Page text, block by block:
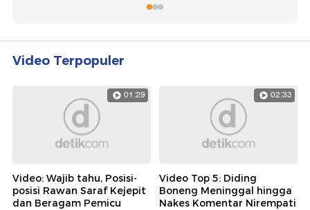
Video Terpopuler
01:29
Video: Wajib tahu, Posisi-
posisi Rawan Saraf Kejepit
dan Beragam Pemicu
02:33
Video Top 5: Diding
Boneng Meninggal hingga
Nakes Komentar Nirempati